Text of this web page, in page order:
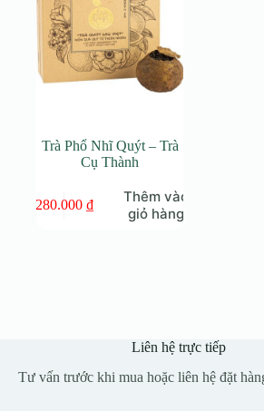
Trà Phổ Nhĩ Quýt – Trà
Cụ Thành
280.000 ₫
Thêm vào
giỏ hàng
Liên hệ trực tiếp
Tư vấn trước khi mua hoặc liên hệ đặt